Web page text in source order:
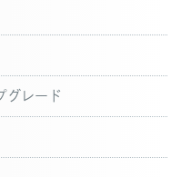
グレード